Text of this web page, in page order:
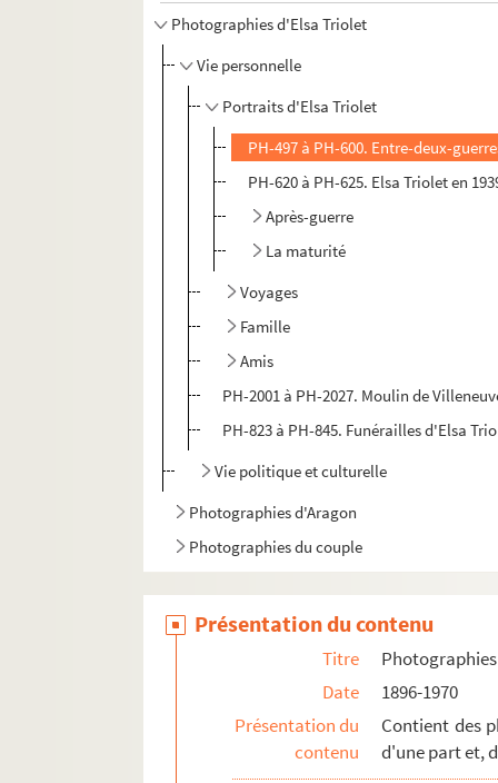
Photographies d'Elsa Triolet
Vie personnelle
Portraits d'Elsa Triolet
PH-497 à PH-600. Entre-deux-
PH-620 à PH-625. Elsa Triolet en
Après-guerre
La maturité
Voyages
Famille
Amis
PH-2001 à PH-2027. Moulin de
PH-823 à PH-845. Funérailles d'Elsa
Vie politique et culturelle
Photographies d'Aragon
Photographies du couple
Présentation du contenu
Titre
Date
1896-1970
Présentation du
contenu
Contient des
d'une part et,